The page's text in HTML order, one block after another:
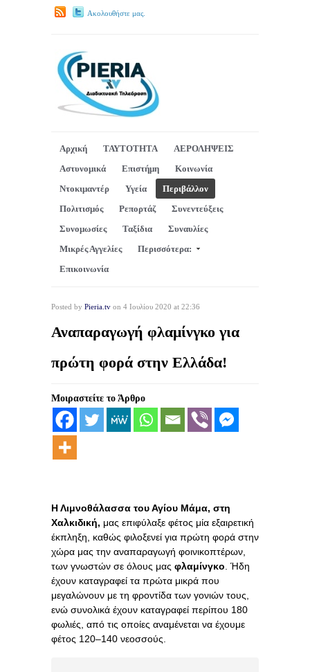
Ακολουθήστε μας.
Αρχική ΤΑΥΤΟΤΗΤΑ
ΑΕΡΟΛΗΨΕΙΣ
Αστυνομικά
Επιστήμη
Κοινωνία
Ντοκιμαντέρ
Υγεία
Περιβάλλον
Πολιτισμός
Ρεπορτάζ
Συνεντεύξεις
Συνομωσίες
Ταξίδια
Συναυλίες
Μικρές Αγγελίες
Περισσότερα:
Επικοινωνία
Posted by Pieria.tv on 4 Ιουλίου 2020 at 22:36
Αναπαραγωγή φλαμίνγκο για
πρώτη φορά στην Ελλάδα!
Μοιραστείτε το Άρθρο
Η Λιμνοθάλασσα του Αγίου Μάμα, στη
Χαλκιδική, μας επιφύλαξε φέτος μία εξαιρετική
έκπληξη, καθώς φιλοξενεί για πρώτη φορά στην
χώρα μας την αναπαραγωγή φοινικοπτέρων,
των γνωστών σε όλους μας φλαμίνγκο . Ήδη
έχουν καταγραφεί τα πρώτα μικρά που
μεγαλώνουν με τη φροντίδα των γονιών τους,
ενώ συνολικά έχουν καταγραφεί περίπου 180
φωλιές, από τις οποίες αναμένεται να έχουμε
φέτος 120–140 νεοσσούς.